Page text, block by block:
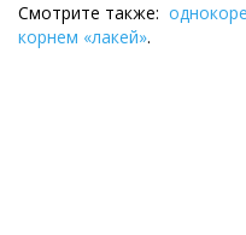
Смотрите также:
корнем «лакей».